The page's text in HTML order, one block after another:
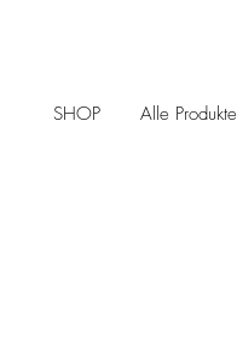
SHOP Alle Produkte